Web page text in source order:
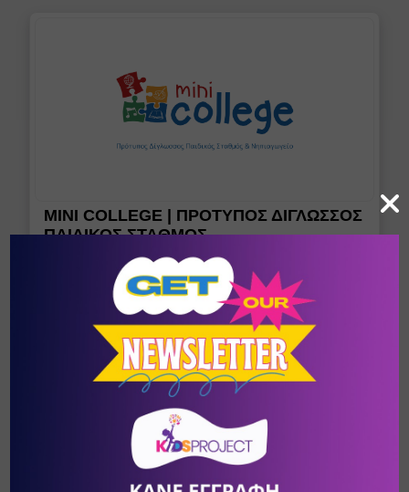
MINI COLLEGE | ΠΡΟΤΥΠΟΣ ΔΙΓΛΩΣΣΟΣ
ΠΑΙΔΙΚΟΣ ΣΤΑΘΜΟΣ
Δίγλωσσος Παιδικός Σταθμός & Νηπιαγωγείο
/Αθήνα (Αττική)